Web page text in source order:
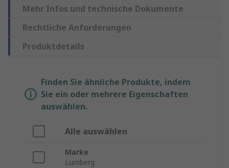
Mehr Infos und technische Dokumente
Rechtliche Anforderungen
Produktdetails
Finden Sie ähnliche Produkte, indem
Sie ein oder mehrere Eigenschaften
auswählen.
Alle auswählen
Marke
Lumberg